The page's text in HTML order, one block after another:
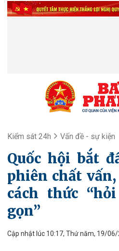
Kiểm sát 24h Vấn đề - sự kiện
Quốc hội bắt
phiên chất
cách thức
gọn”
Cập nhật lúc 10:17, Thứ năm, 19/